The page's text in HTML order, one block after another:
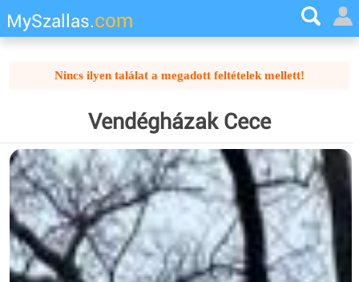
MySzallas.com
Nincs ilyen találat a megadott feltételek mellett!
Vendégházak Cece